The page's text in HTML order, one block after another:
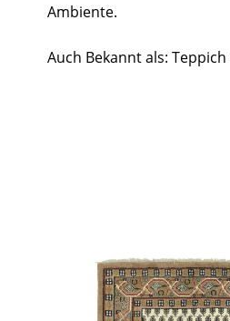
Ambiente.
Auch Bekannt als: